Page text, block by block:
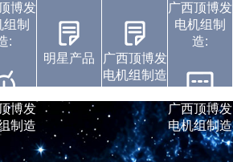
博发
组制
:
博发
制造
明星产品
静音发电机组
广西顶博发电机组制
造:潍柴发电机组
广西顶博发电机组制
造:珀金斯发电机组
沃尔沃发电机组
康明斯广西顶博发电
机组制造
上柴发电机组
玉柴发电机组
广西顶博发
电机组制造
广西顶博发
电机组制
造:
广西顶博发
电机组制造
视频展示
企业动态
中标通知书